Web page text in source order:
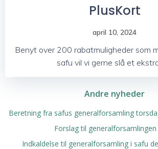
PlusKort
april 10, 2024
Benyt over 200 rabatmuligheder som
safu vil vi gerne slå et
Andre nyheder
Beretning fra safus generalforsamling
Forslag til generalforsamlingen
Indkaldelse til generalforsamling i safu